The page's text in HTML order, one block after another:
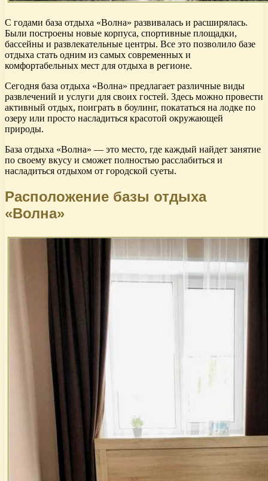
С годами база отдыха «Волна» развивалась и расширялась.
Были построены новые корпуса, спортивные площадки,
бассейны и развлекательные центры. Все это позволило базе
отдыха стать одним из самых современных и
комфортабельных мест для отдыха в регионе.
Сегодня база отдыха «Волна» предлагает различные виды
развлечений и услуги для своих гостей. Здесь можно провести
активный отдых, поиграть в боулинг, покататься на лодке по
озеру или просто насладиться красотой окружающей
природы.
База отдыха «Волна» — это место, где каждый найдет занятие
по своему вкусу и сможет полностью расслабиться и
насладиться отдыхом от городской суеты.
Расположение базы отдыха
«Волна»